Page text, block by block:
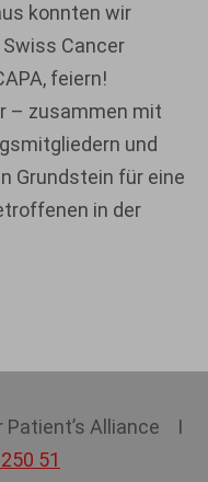
konnten wir
Cancer
feiern!
– zusammen mit
und
Grundstein für eine
in der
Alliance I
51